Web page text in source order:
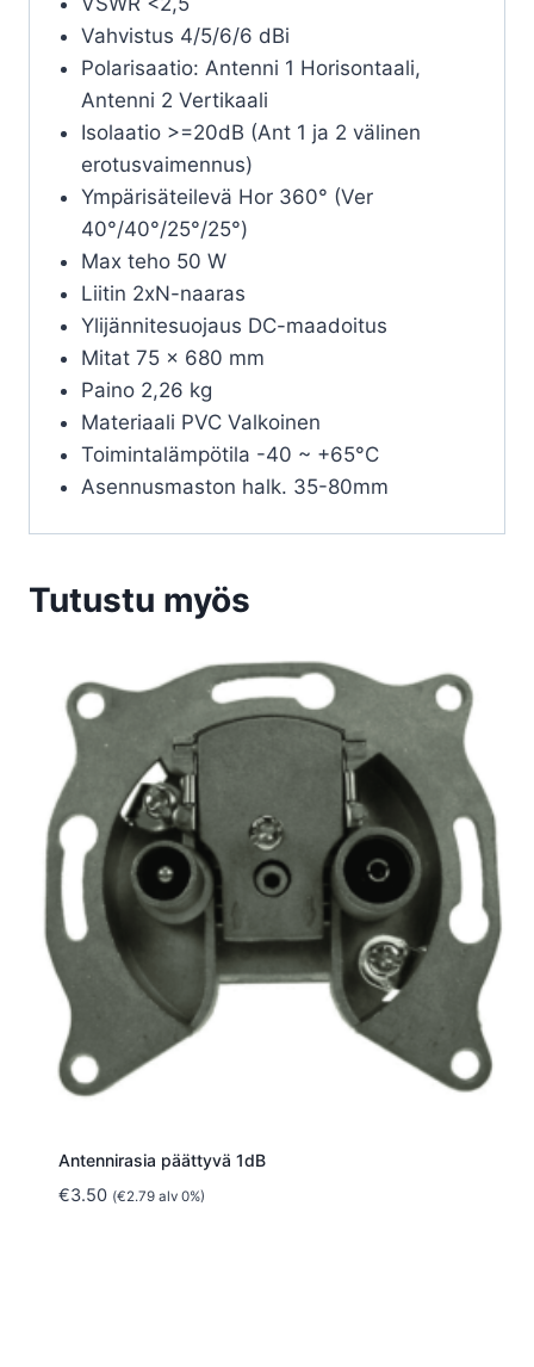
Vahvistus 4/5/6/6 dBi
Polarisaatio: Antenni 1 Horisontaali,
Antenni 2 Vertikaali
Isolaatio >=20dB (Ant 1 ja 2 välinen
erotusvaimennus)
Ympärisäteilevä Hor 360° (Ver
40°/40°/25°/25°)
Max teho 50 W
Liitin 2xN-naaras
Ylijännitesuojaus DC-maadoitus
Mitat 75 x 680 mm
Paino 2,26 kg
Materiaali PVC Valkoinen
Toimintalämpötila -40 ~ +65°C
Asennusmaston halk. 35-80mm
Tutustu myös
Antennirasia päättyvä 1dB
€3.50 (€2.79alv 0%)